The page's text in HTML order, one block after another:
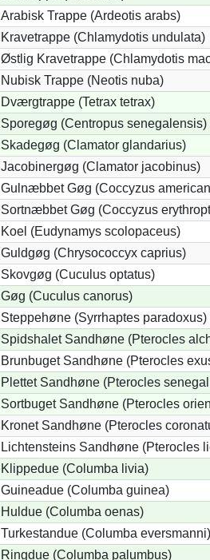
Arabisk Trappe (Ardeotis arabs)
Kravetrappe (Chlamydotis undulata)
Østlig Kravetrappe (Chlamydotis
Nubisk Trappe (Neotis nuba)
Dværgtrappe (Tetrax tetrax)
Sporegøg (Centropus senegalensis)
Skadegøg (Clamator glandarius)
Jacobinergøg (Clamator jacobinus)
Gulnæbbet Gøg (Coccyzus
Sortnæbbet Gøg (Coccyzus
Koel (Eudynamys scolopaceus)
Guldgøg (Chrysococcyx caprius)
Skovgøg (Cuculus optatus)
Gøg (Cuculus canorus)
Steppehøne (Syrrhaptes paradoxus)
Spidshalet Sandhøne (Pterocles
Brunbuget Sandhøne (Pterocles
Plettet Sandhøne (Pterocles
Sortbuget Sandhøne (Pterocles
Kronet Sandhøne (Pterocles
Lichtensteins Sandhøne (Pterocles
Klippedue (Columba livia)
Guineadue (Columba guinea)
Huldue (Columba oenas)
Turkestandue (Columba eversmanni)
Ringdue (Columba palumbus)